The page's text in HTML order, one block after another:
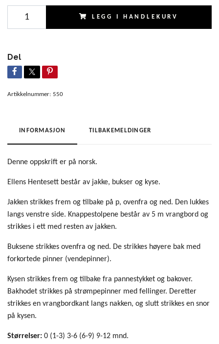
LEGG I HANDLEKURV
Del
Artikkelnummer: 550
INFORMASJON TILBAKEMELDINGER
Denne oppskrift er på norsk.
Ellens Hentesett består av jakke, bukser og kyse.
Jakken strikkes frem og tilbake på p, ovenfra og ned. Den lukkes
langs venstre side. Knappestolpene består av 5 m vrangbord og
strikkes i ett med resten av jakken.
Buksene strikkes ovenfra og ned. De strikkes høyere bak med
forkortede pinner (vendepinner).
Kysen strikkes frem og tilbake fra pannestykket og bakover.
Bakhodet strikkes på strømpepinner med fellinger. Deretter
strikkes en vrangbordkant langs nakken, og slutt strikkes en snor
på kysen.
Størrelser: 0 (1-3) 3-6 (6-9) 9-12 mnd.